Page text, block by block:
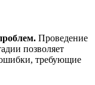
Проведение
позволяет
требующие